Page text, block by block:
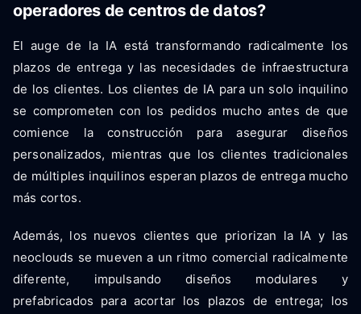
operadores de centros de datos?
El auge de la IA está transformando radicalmente los
plazos de entrega y las necesidades de infraestructura
de los clientes. Los clientes de IA para un solo inquilino
se comprometen con los pedidos mucho antes de que
comience la construcción para asegurar diseños
personalizados, mientras que los clientes tradicionales
de múltiples inquilinos esperan plazos de entrega mucho
más cortos.
Además, los nuevos clientes que priorizan la IA y las
neoclouds se mueven a un ritmo comercial radicalmente
diferente, impulsando diseños modulares y
prefabricados para acortar los plazos de entrega; los